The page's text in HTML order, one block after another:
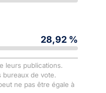
28,92 %
leurs publications.
de vote.
ne pas être égale à